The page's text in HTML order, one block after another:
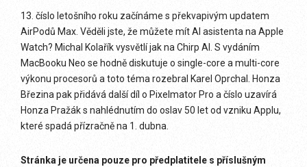
13. číslo letošního roku začínáme s překvapivým updatem
AirPodů Max. Věděli jste, že můžete mít AI asistenta na Apple
Watch? Michal Kolařík vysvětlí jak na Chirp AI. S vydáním
MacBooku Neo se hodně diskutuje o single-core a multi-core
výkonu procesorů a toto téma rozebral Karel Oprchal. Honza
Březina pak přidává další díl o Pixelmator Pro a číslo uzavírá
Honza Pražák s nahlédnutím do oslav 50 let od vzniku Applu,
které spadá přízračně na 1. dubna.
Stránka je určena pouze pro předplatitele s příslušným